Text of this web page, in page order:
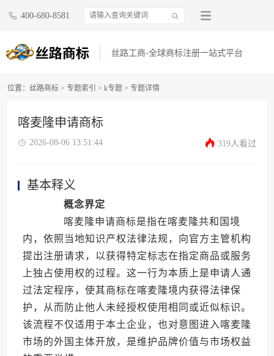
400-680-8581
丝路工商-全球商标注册一站式平台
位置： 丝路商标 > 专题索引 > k专题 > 专题详情
喀麦隆申请商标
2026-08-06 13:51:44 319人看过
基本释义
概念界定
喀麦隆申请商标是指在喀麦隆共和国境
内，依照当地知识产权法律法规，向官方主管机构
提出注册请求，以获得特定标志在指定商品或服务
上独占使用权的过程。这一行为本质上是申请人通
过法定程序，使其商标在喀麦隆境内获得法律保
护，从而防止他人未经授权使用相同或近似标识。
该流程不仅适用于本土企业，也对意图进入喀麦隆
市场的外国主体开放，是维护品牌价值与市场权益